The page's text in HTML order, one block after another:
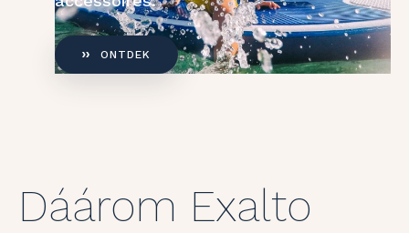
ONTDEK
Dáárom Exalto